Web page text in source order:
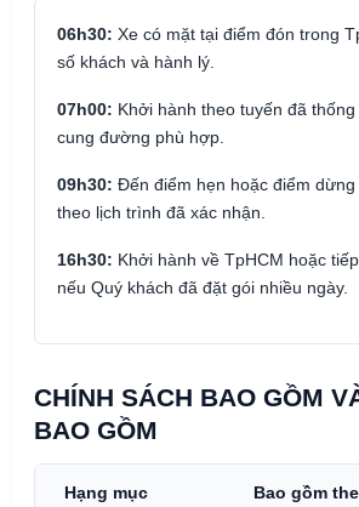
06h30: Xe có mặt tại điểm đón trong
số khách và hành lý.
07h00: Khởi hành theo tuyến đã
cung đường phù hợp.
09h30: Đến điểm hẹn hoặc điểm
theo lịch trình đã xác nhận.
16h30: Khởi hành về TpHCM hoặc
nếu Quý khách đã đặt gói nhiều ngày.
CHÍNH SÁCH BAO GỒM
BAO GỒM
Hạng mục Bao gồm